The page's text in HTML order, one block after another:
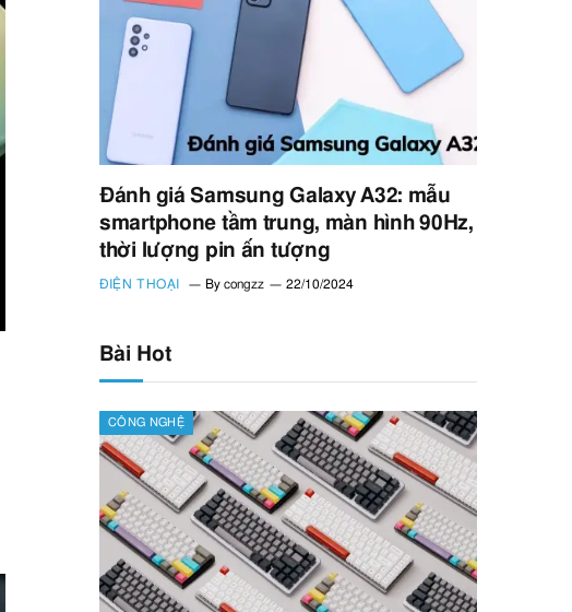
Đánh giá Samsung Galaxy A32: mẫu
smartphone tầm trung, màn hình 90Hz,
thời lượng pin ấn tượng
ĐIỆN THOẠI By congzz 22/10/2024
Bài Hot
CÔNG NGHỆ